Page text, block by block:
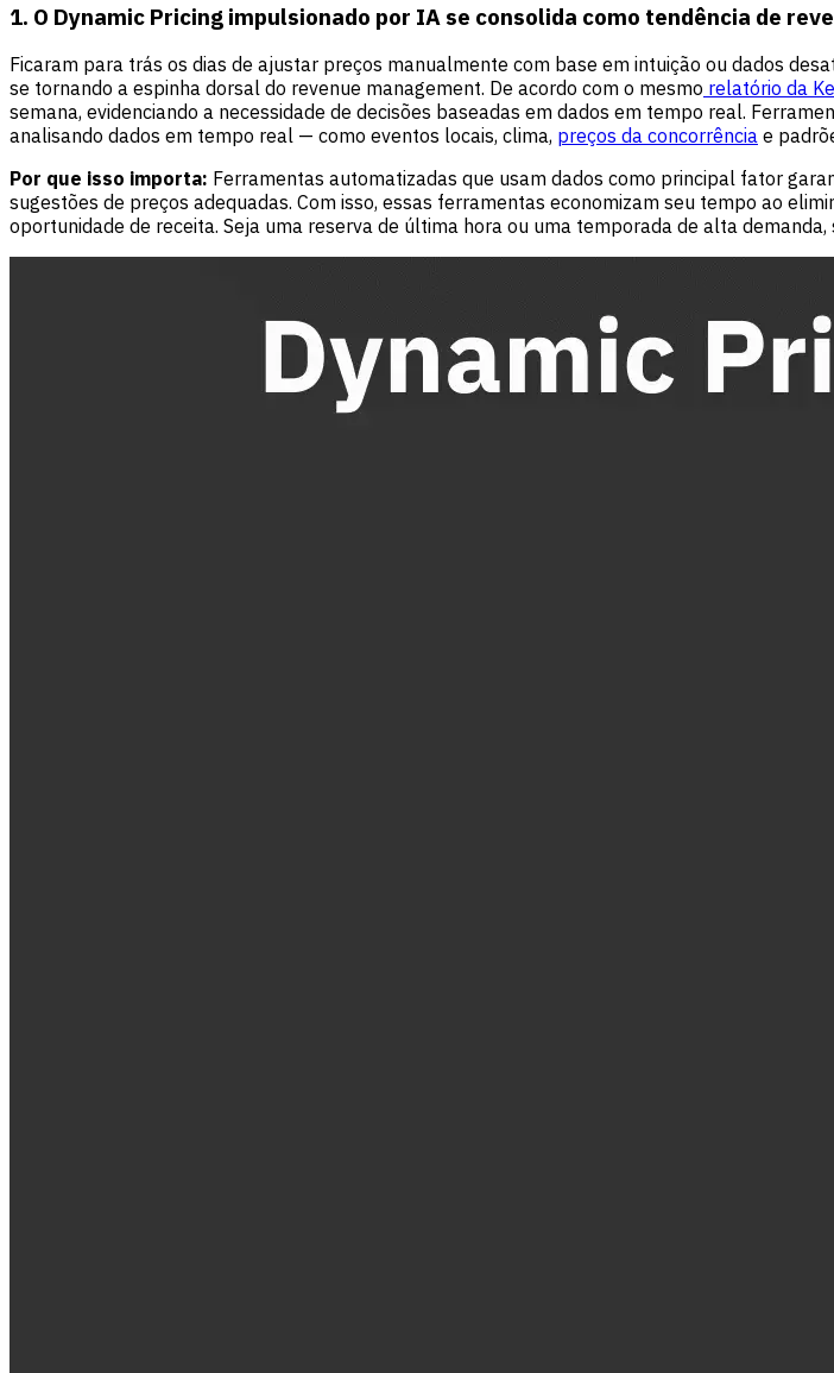
1. O Dynamic Pricing impulsionado por IA se consolida como tendência de
Ficaram para trás os dias de ajustar preços manualmente com base em intuição ou dados
se tornando a espinha dorsal do revenue management. De acordo com o mesmo relatório da
semana, evidenciando a necessidade de decisões baseadas em dados em tempo real.
analisando dados em tempo real — como eventos locais, clima, preços da concorrência e
Por que isso importa: Ferramentas automatizadas que usam dados como principal fator
sugestões de preços adequadas. Com isso, essas ferramentas economizam seu tempo ao
oportunidade de receita. Seja uma reserva de última hora ou uma temporada de alta